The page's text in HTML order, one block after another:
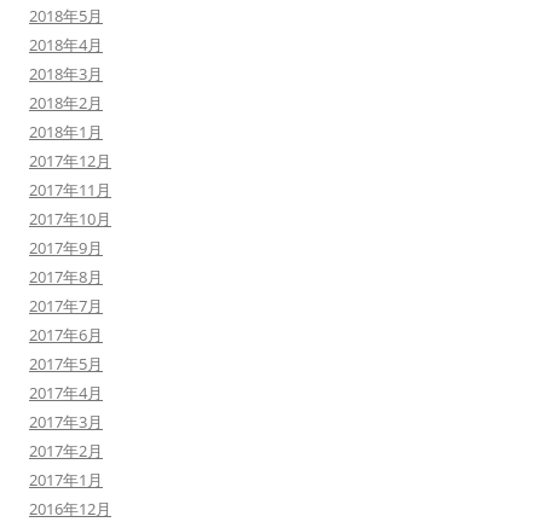
2018年5月
2018年4月
2018年3月
2018年2月
2018年1月
2017年12月
2017年11月
2017年10月
2017年9月
2017年8月
2017年7月
2017年6月
2017年5月
2017年4月
2017年3月
2017年2月
2017年1月
2016年12月